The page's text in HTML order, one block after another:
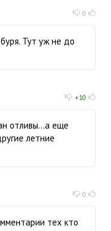
0
Тут уж не до
+10
отливы...а еще
летние
0
тех кто